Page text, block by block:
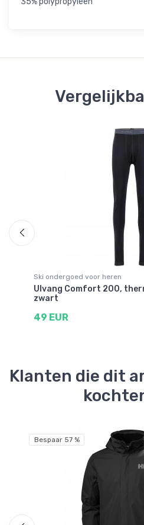
Ski ondergoed voor heren
Ulvang Comfort 200,
zwart
49 EUR
Klanten die dit
Bespaar 57 %